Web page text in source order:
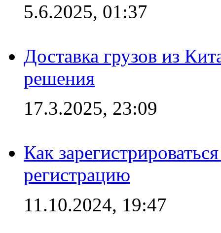
5.6.2025, 01:37
Доставка грузов из
решения
17.3.2025, 23:09
Как
регистрацию
11.10.2024, 19:47